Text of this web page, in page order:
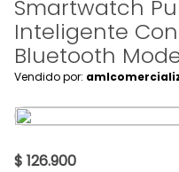
Smartwatch
Inteligente
Bluetooth
Vendido por:
$ 126.900